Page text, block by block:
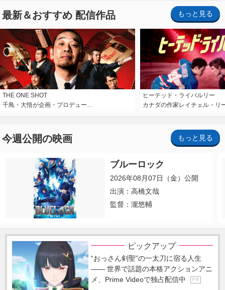
最新＆おすすめ 配信作品 もっと見る
THE ONE SHOT
千鳥・大悟が企画・プロデュー…
ヒーテッド・ライバルリー
カナダの作家レイチェル・リ
今週公開の映画 もっと見る
ブルーロック
2026年08月07日（金）公開
出演：高橋文哉
監督：瀧悠輔
ピックアップ
“おっさん剣聖”の一太刀に宿る人生
―― 世界で話題の本格アクションアニ
メ、Prime Videoで独占配信中
P R